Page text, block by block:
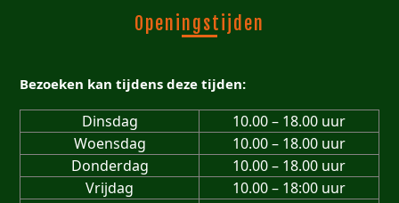
Openingstijden
Bezoeken kan tijdens deze tijden:
Dinsdag
10.00 – 18.00 uur
Woensdag
10.00 – 18.00 uur
Donderdag
10.00 – 18.00 uur
Vrijdag
10.00 – 18:00 uur